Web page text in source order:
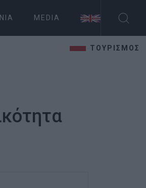
MEDIA
ΤΟΥΡΙΣΜΟΣ